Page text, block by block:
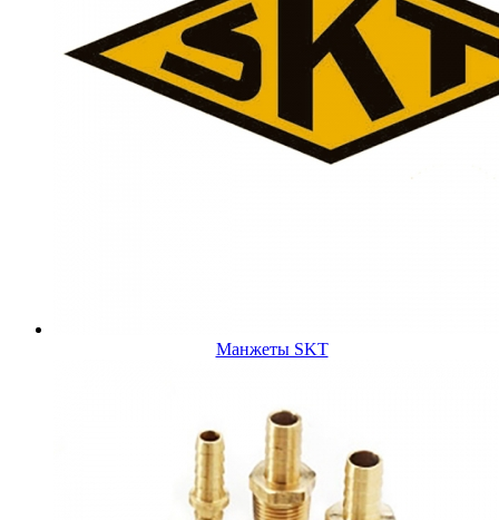
Манжеты SKT